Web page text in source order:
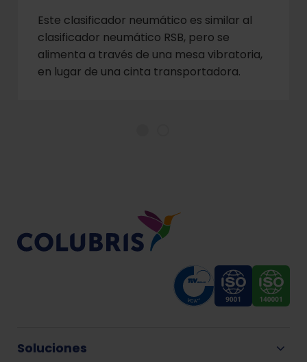
Este clasificador neumático es similar al
clasificador neumático RSB, pero se
alimenta a través de una mesa vibratoria,
en lugar de una cinta transportadora.
Soluciones